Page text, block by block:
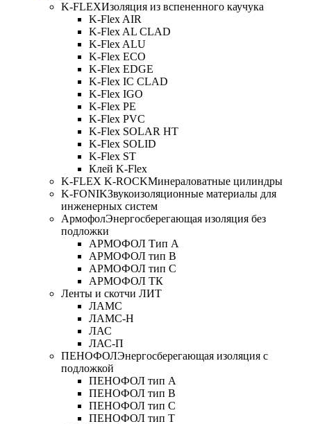
K-FLEXИзоляция из вспененного каучука
K-Flex AIR
K-Flex AL CLAD
K-Flex ALU
K-Flex ECO
K-Flex EDGE
K-Flex IC CLAD
K-Flex IGO
K-Flex PE
K-Flex PVC
K-Flex SOLAR HT
K-Flex SOLID
K-Flex ST
Клей K-Flex
K-FLEX K-ROCKМинераловатные цилиндры
K-FONIKЗвукоизоляционные материалы для
инженерных систем
АрмофолЭнергосберегающая изоляция без
подложки
АРМОФОЛ Тип А
АРМОФОЛ тип В
АРМОФОЛ тип C
АРМОФОЛ ТК
Ленты и скотчи ЛИТ
ЛАМС
ЛАМС-Н
ЛАС
ЛАС-П
ПЕНОФОЛЭнергосберегающая изоляция с
подложкой
ПЕНОФОЛ тип А
ПЕНОФОЛ тип B
ПЕНОФОЛ тип C
ПЕНОФОЛ тип T